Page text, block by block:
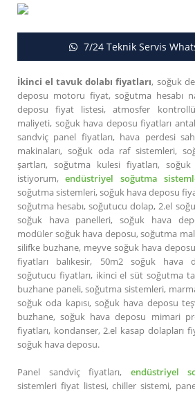
7/24 Teknik Servis
İkinci el tavuk dolabı fiyatları, soğuk
deposu motoru fiyat, soğutma hesabı
deposu fiyat listesi, atmosfer
maliyeti, soğuk hava deposu fiyatları
sandviç panel fiyatları, hava perdesi
makinaları, soğuk oda raf sistemleri,
şartları, soğutma kulesi fiyatları,
istiyorum,endüstriyel soğutma
soğutma sistemleri, soğuk hava deposu
soğutma hesabı, soğutucu dolap, 2.el
soğuk hava panelleri, soğuk hava
modüler soğuk hava deposu, soğutma
silifke buzhane, meyve soğuk hava
fiyatları balıkesir, 50m2 soğuk hava
soğutucu fiyatları, ikinci el süt soğutma
buzhane paneli, soğutma sistemleri,
soğuk oda kapısı, soğuk hava deposu
buzhane, soğuk hava deposu mimari
fiyatları, kondanser, 2.el kasap dolapları
soğuk hava deposu.
Panel sandviç fiyatları, endüstriyel
sistemleri fiyat listesi, chiller sistemi,